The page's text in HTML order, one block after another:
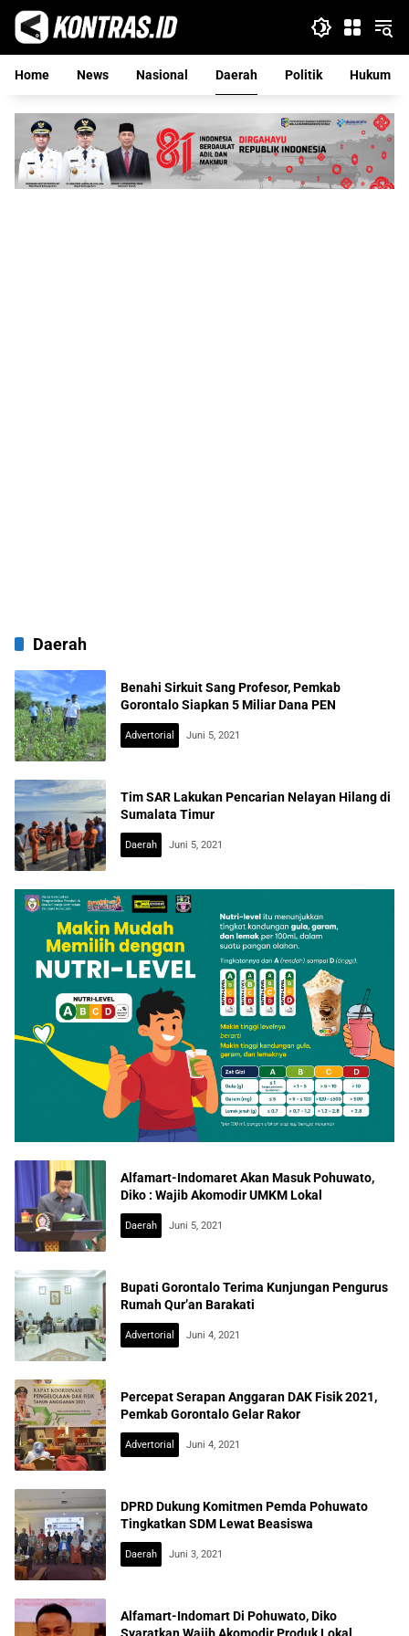
Langsung
konten
Home
News Nasional Daerah Politik Hukum
Daerah
Benahi Sirkuit Sang Profesor, Pemkab
Gorontalo Siapkan 5 Miliar Dana PEN
Advertorial Juni 5, 2021
Tim SAR Lakukan Pencarian Nelayan Hilang di
Sumalata Timur
Daerah Juni 5, 2021
Alfamart-Indomaret Akan Masuk Pohuwato,
Diko : Wajib Akomodir UMKM Lokal
Daerah Juni 5, 2021
Bupati Gorontalo Terima Kunjungan Pengurus
Rumah Qur’an Barakati
Advertorial Juni 4, 2021
Percepat Serapan Anggaran DAK Fisik 2021,
Pemkab Gorontalo Gelar Rakor
Advertorial Juni 4, 2021
DPRD Dukung Komitmen Pemda Pohuwato
Tingkatkan SDM Lewat Beasiswa
Daerah Juni 3, 2021
Alfamart-Indomart Di Pohuwato, Diko